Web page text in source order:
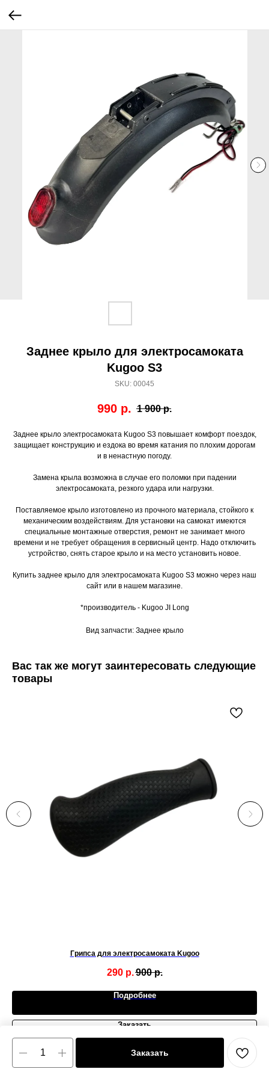
Заднее крыло для электросамоката
Kugoo S3
SKU: 00045
990 р. 1 900 р.
Заказать
Заднее крыло электросамоката Kugoo S3 повышает комфорт поездок,
защищает конструкцию и ездока во время катания по плохим дорогам
и в ненастную погоду.
Замена крыла возможна в случае его поломки при падении
электросамоката, резкого удара или нагрузки.
Поставляемое крыло изготовлено из прочного материала, стойкого к
механическим воздействиям. Для установки на самокат имеются
специальные монтажные отверстия, ремонт не занимает много
времени и не требует обращения в сервисный центр. Надо отключить
устройство, снять старое крыло и на место установить новое.
Купить заднее крыло для электросамоката Kugoo S3 можно через наш
сайт или в нашем магазине.
*производитель - Kugoo JI Long
Вид запчасти: Заднее крыло
Вас так же могут заинтересовать следующие
товары
Грипса для электросамоката Kugoo
290 р.900 р.
Подробнее
Заказать